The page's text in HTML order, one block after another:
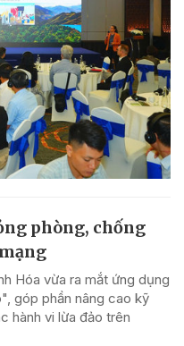
phòng, chống
Hóa vừa ra mắt ứng dụng
góp phần nâng cao kỹ
hành vi lừa đảo trên